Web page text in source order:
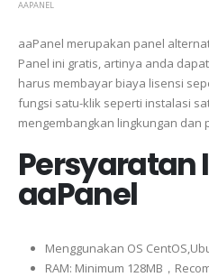
AAPANEL
aaPanel merupakan panel
Panel ini gratis, artinya anda
harus membayar biaya lisensi
fungsi satu-klik seperti instalasi
mengembangkan lingkungan dan
Persyaratan
aaPanel
Menggunakan OS
RAM: Minimum 128MB，